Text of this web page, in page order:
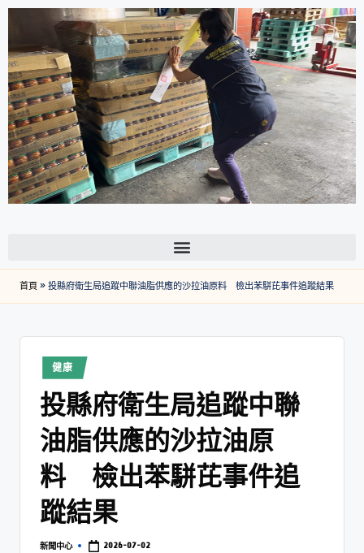
首頁»投縣府衛生局追蹤中聯油脂供應的沙拉油原料 檢出苯駢芘事件追蹤結果
健康
投縣府衛生局追蹤中聯
油脂供應的沙拉油原
料 檢出苯駢芘事件追
蹤結果
新聞中心 2026-07-02